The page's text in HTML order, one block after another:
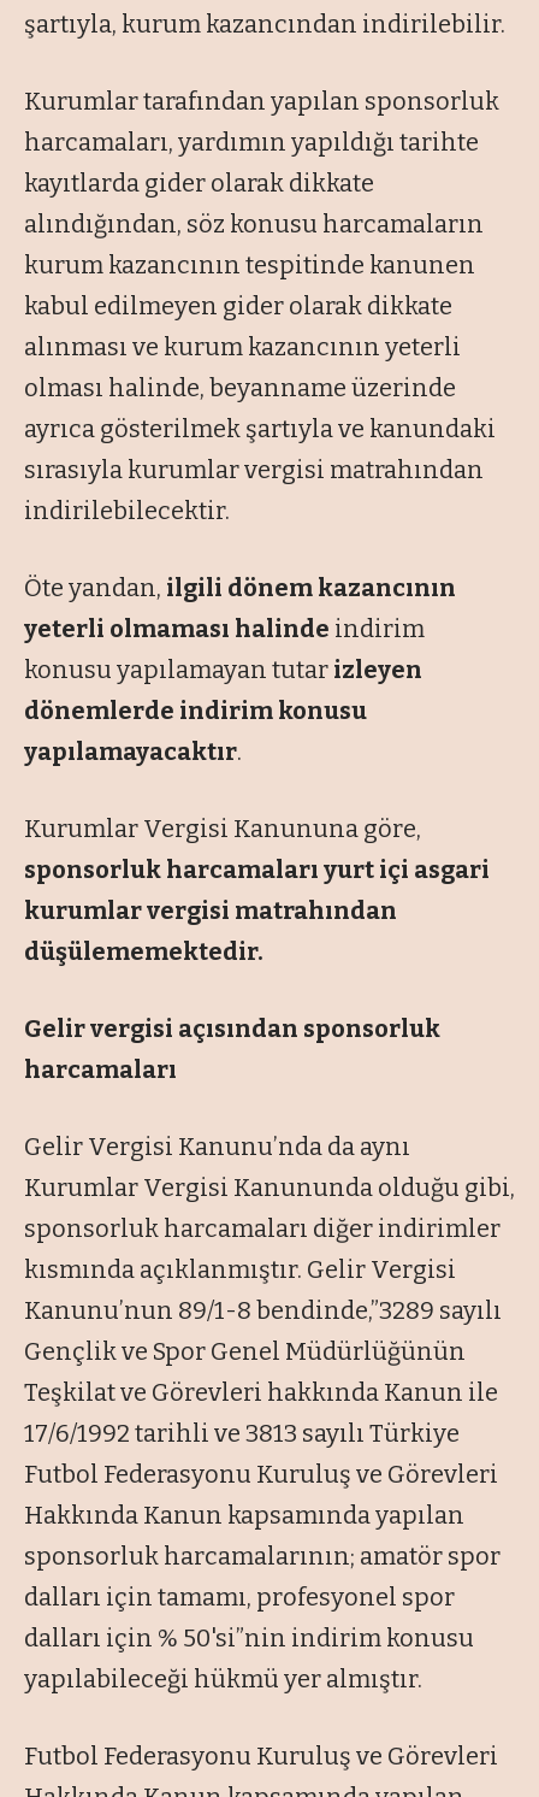
şartıyla, kurum kazancından indirilebilir.
Kurumlar tarafından yapılan sponsorluk
harcamaları, yardımın yapıldığı tarihte
kayıtlarda gider olarak dikkate
alındığından, söz konusu harcamaların
kurum kazancının tespitinde kanunen
kabul edilmeyen gider olarak dikkate
alınması ve kurum kazancının yeterli
olması halinde, beyanname üzerinde
ayrıca gösterilmek şartıyla ve kanundaki
sırasıyla kurumlar vergisi matrahından
indirilebilecektir.
Öte yandan, ilgili dönem kazancının
yeterli olmaması halinde indirim
konusu yapılamayan tutar izleyen
dönemlerde indirim konusu
yapılamayacaktır.
Kurumlar Vergisi Kanununa göre,
sponsorluk harcamaları yurt içi asgari
kurumlar vergisi matrahından
düşülememektedir.
Gelir vergisi açısından sponsorluk
harcamaları
Gelir Vergisi Kanunu’nda da aynı
Kurumlar Vergisi Kanununda olduğu gibi,
sponsorluk harcamaları diğer indirimler
kısmında açıklanmıştır. Gelir Vergisi
Kanunu’nun 89/1-8 bendinde,”3289 sayılı
Gençlik ve Spor Genel Müdürlüğünün
Teşkilat ve Görevleri hakkında Kanun ile
17/6/1992 tarihli ve 3813 sayılı Türkiye
Futbol Federasyonu Kuruluş ve Görevleri
Hakkında Kanun kapsamında yapılan
sponsorluk harcamalarının; amatör spor
dalları için tamamı, profesyonel spor
dalları için % 50'si”nin indirim konusu
yapılabileceği hükmü yer almıştır.
Futbol Federasyonu Kuruluş ve Görevleri